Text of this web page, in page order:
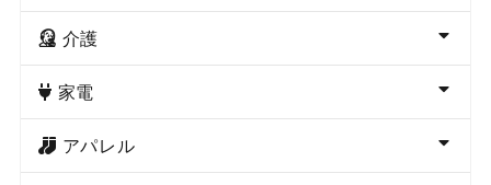
介護
家電
アパレル